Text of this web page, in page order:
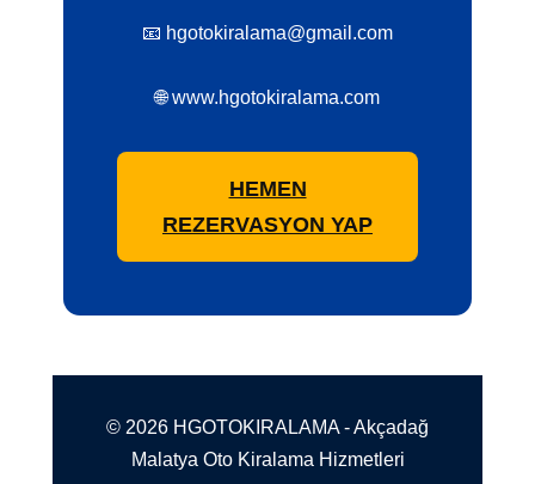
📧 hgotokiralama@gmail.com
🌐 www.hgotokiralama.com
HEMEN
REZERVASYON YAP
© 2026 HGOTOKIRALAMA - Akçadağ
Malatya Oto Kiralama Hizmetleri